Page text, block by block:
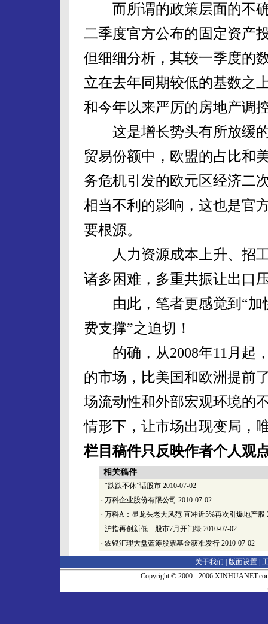
而所谓的政策层面的不确
二季度官方公布的固定资产
但细细分析，其较一季度的
立在去年同期较低的基数之
和今年以来严厉的房地产调
这是增长势头有所放缓的
贸易份额中，欧盟的占比和
务危机引发的欧元区经济二
相当不利的影响，这也是官
要根源。
人力资源成本上升、招工
诸多困难，多重共振让出口
由此，笔者更感觉到“加
费支撑”之迫切！
的确，从2008年11月起
的市场，比美国和欧洲提前
场流动性和外部宏观环境的
情形下，让市场出现变局，
栏目稿件只反映作者个人观
相关稿件
· “跌跌不休”话股市 2010-07-02
· 万科企业股份有限公司 2010-07-02
· 万科A：显龙头老大风范 直冲近5%再次引爆地产股
· 沪指再创新低 股市7月开门绿 2010-07-02
· 农银汇理大盘蓝筹股票基金获准发行 2010-07-02
关于我们 | 版面设置
Copyright © 2000 - 2006